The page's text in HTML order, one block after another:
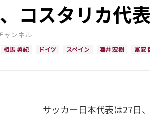
コスタリカ代
ャンネル
相馬 勇紀 ドイツ スペイン 酒井 宏樹 冨安
サッカー日本代表は27日